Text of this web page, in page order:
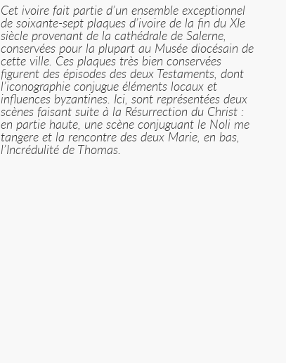
Cet ivoire fait partie d’un ensemble exceptionnel
de soixante-sept plaques d’ivoire de la fin du XIe
siècle provenant de la cathédrale de Salerne,
conservées pour la plupart au Musée diocésain de
cette ville. Ces plaques très bien conservées
figurent des épisodes des deux Testaments, dont
l’iconographie conjugue éléments locaux et
influences byzantines. Ici, sont représentées deux
scènes faisant suite à la Résurrection du Christ :
en partie haute, une scène conjuguant le Noli me
tangere et la rencontre des deux Marie, en bas,
l’Incrédulité de Thomas.